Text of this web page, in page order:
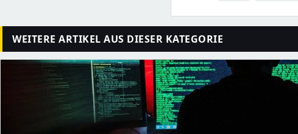
WEITERE ARTIKEL AUS DIESER KATEGORIE